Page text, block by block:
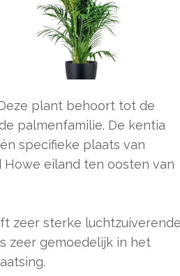
plant behoort tot de
palmenfamilie. De kentia
specifieke plaats van
eiland ten oosten van
zeer sterke
zeer gemoedelijk in het